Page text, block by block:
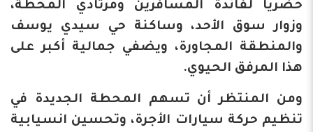
حضريًا لفائدة المسافرين ومرتادي المحطة،
وزوار سوق الأحد، وساكنة حي سيدي يوسف
والمنطقة المجاورة، ويضفي جمالية أكبر على
هذا المرفق الحيوي.
ومن المنتظر أن تسهم المحطة الجديدة في
تنظيم حركة سيارات الأجرة، وتحسين انسيابية